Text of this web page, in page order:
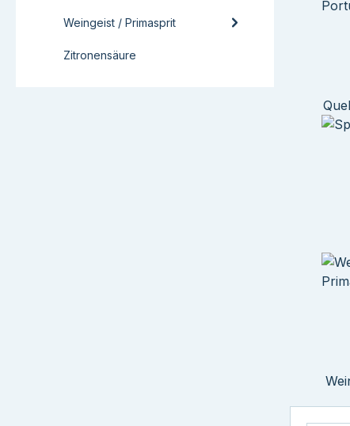
Weingeist / Primasprit
Zitronensäure